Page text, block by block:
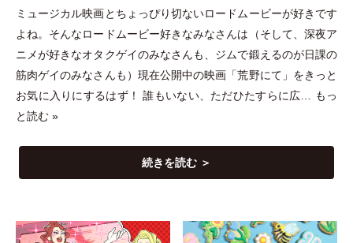
ミュージカル映画とちょっぴり切ないロードムービーが好きです
よね。そんなロードムービー好きなみなさんは （そして、深夜ア
ニメが好きなオタクゲイのみなさんも、ジムで鍛えるのが日課の
筋肉ゲイのみなさんも ） 現在公開中の映画 「荒野にて 」 をきっと
お気に入りにするはず！ 誰もいない、ただひたすらに広…
もっ
と読む »
続きを読む ＞